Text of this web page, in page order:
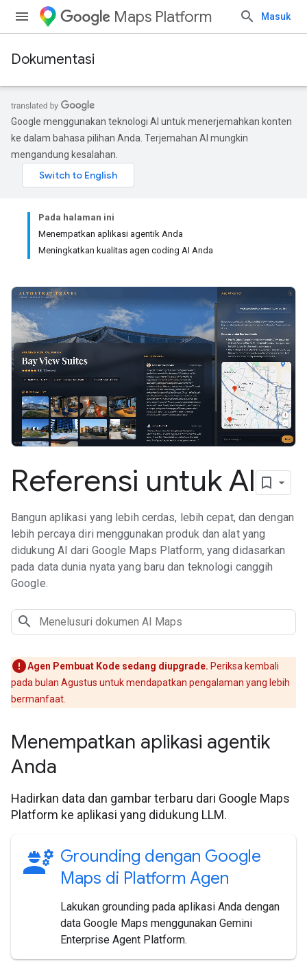
Maps Platform Masuk
Dokumentasi
Google menggunakan teknologi AI untuk menerjemahkan konten
ke dalam bahasa pilihan Anda. Terjemahan AI mungkin
mengandung kesalahan.
Pada halaman ini
Menempatkan aplikasi agentik Anda
Meningkatkan kualitas agen coding AI Anda
Referensi untuk AI
Bangun aplikasi yang lebih cerdas, lebih cepat, dan dengan
lebih percaya diri menggunakan produk dan alat yang
didukung AI dari Google Maps Platform, yang didasarkan
pada data dunia nyata yang baru dan teknologi canggih
Google.
Agen Pembuat Kode sedang diupgrade. Periksa kembali
pada bulan Agustus untuk mendapatkan pengalaman yang lebih
bermanfaat.
Menempatkan aplikasi agentik
Anda
Hadirkan data dan gambar terbaru dari Google Maps
Platform ke aplikasi yang didukung LLM.
engineering Grounding dengan Google
Maps di Platform Agen
Lakukan grounding pada aplikasi Anda dengan
data Google Maps menggunakan Gemini
Enterprise Agent Platform.